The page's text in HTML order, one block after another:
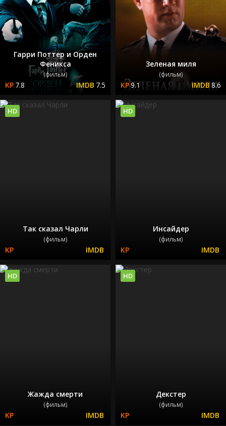
Гарри Поттер и Орден
Феникса
(фильм)
7.8 7.5
Зеленая миля
(фильм)
9.1 8.6
Так сказал Чарли
(фильм)
HD
Инсайдер
(фильм)
HD
Жажда смерти
(фильм)
HD
Декстер
(фильм)
HD